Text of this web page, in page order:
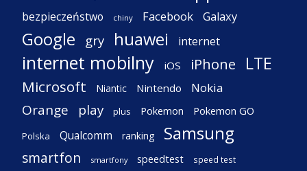
bezpieczeństwo chiny Facebook Galaxy
Google gry huawei internet
internet mobilny iOS iPhone LTE
Microsoft Niantic Nintendo Nokia
Orange play plus Pokemon Pokemon GO
Polska Qualcomm ranking Samsung
smartfon smartfony speedtest speed test